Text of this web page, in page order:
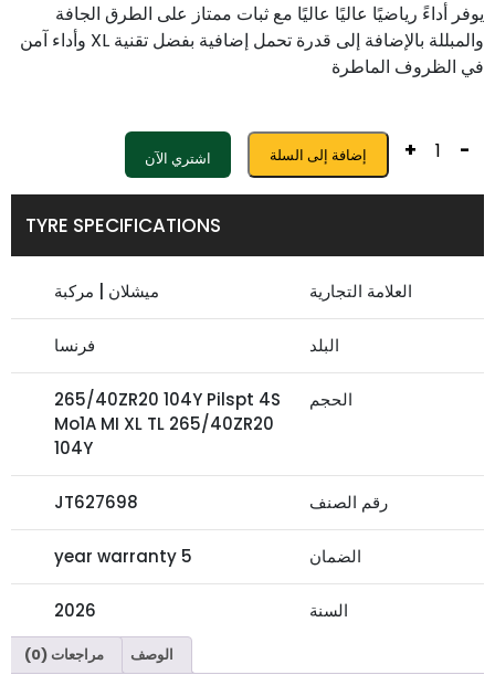
يوفر أداءً رياضيًا عاليًا عاليًا مع ثبات ممتاز على الطرق الجافة
والمبللة بالإضافة إلى قدرة تحمل إضافية بفضل تقنية XL وأداء آمن
في الظروف الماطرة
-
+ إضافة إلى السلة اشتري الآن
TYRE SPECIFICATIONS
العلامة التجارية ميشلان | مركبة
البلد فرنسا
الحجم
265/40ZR20 104Y Pilspt 4S
Mo1A MI XL TL 265/40ZR20
104Y
رقم الصنف JT627698
الضمان 5 year warranty
السنة 2026
الوصف مراجعات (0)